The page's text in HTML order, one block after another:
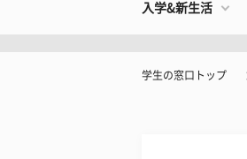
入学&新生活
学生の窓口トップ